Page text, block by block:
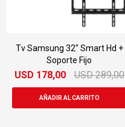
Tv Samsung 32" Smart Hd +
Soporte Fijo
USD 178,00 USD 289,00